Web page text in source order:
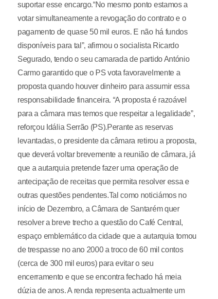
suportar esse encargo.“No mesmo ponto estamos a
votar simultaneamente a revogação do contrato e o
pagamento de quase 50 mil euros. E não há fundos
disponíveis para tal”, afirmou o socialista Ricardo
Segurado, tendo o seu camarada de partido António
Carmo garantido que o PS vota favoravelmente a
proposta quando houver dinheiro para assumir essa
responsabilidade financeira. “A proposta é razoável
para a câmara mas temos que respeitar a legalidade”,
reforçou Idália Serrão (PS).Perante as reservas
levantadas, o presidente da câmara retirou a proposta,
que deverá voltar brevemente a reunião de câmara, já
que a autarquia pretende fazer uma operação de
antecipação de receitas que permita resolver essa e
outras questões pendentes.Tal como noticiámos no
início de Dezembro, a Câmara de Santarém quer
resolver a breve trecho a questão do Café Central,
espaço emblemático da cidade que a autarquia tomou
de trespasse no ano 2000 a troco de 60 mil contos
(cerca de 300 mil euros) para evitar o seu
encerramento e que se encontra fechado há meia
dúzia de anos. A renda representa actualmente um